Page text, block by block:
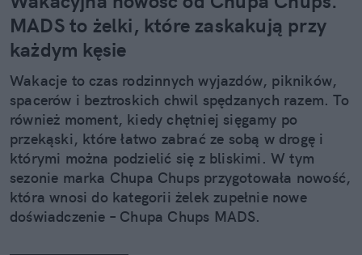
MADS to żelki, które zaskakują przy
każdym kęsie
Wakacje to czas rodzinnych wyjazdów, pikników,
spacerów i beztroskich chwil spędzanych razem. To
również moment, kiedy chętniej sięgamy po
przekąski, które łatwo zabrać ze sobą w drogę i
którymi można podzielić się z bliskimi. W tym
sezonie marka Chupa Chups przygotowała nowość,
która wnosi do kategorii żelek zupełnie nowe
doświadczenie – Chupa Chups MADS.